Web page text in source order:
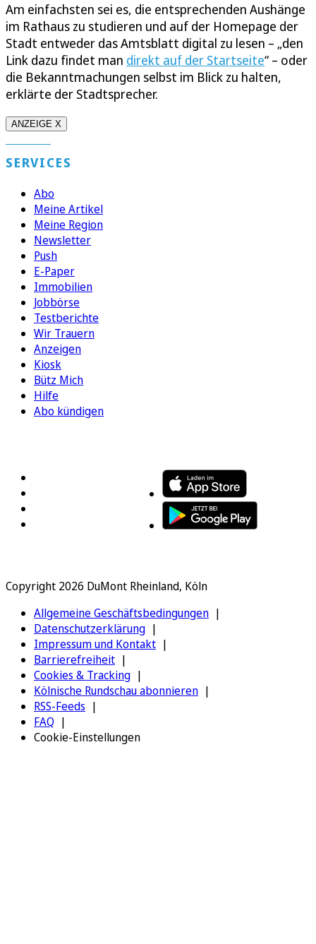
Am einfachsten sei es, die entsprechenden Aushänge
im Rathaus zu studieren und auf der Homepage der
Stadt entweder das Amtsblatt digital zu lesen – „den
Link dazu findet man direkt auf der Startseite“ – oder
die Bekanntmachungen selbst im Blick zu halten,
erklärte der Stadtsprecher.
ANZEIGE X
SERVICES
Abo
Meine Artikel
Meine Region
Newsletter
Push
E-Paper
Immobilien
Jobbörse
Testberichte
Wir Trauern
Anzeigen
Kiosk
Bütz Mich
Hilfe
Abo kündigen
Copyright 2026 DuMont Rheinland, Köln
Allgemeine Geschäftsbedingungen
Datenschutzerklärung
Impressum und Kontakt
Barrierefreiheit
Cookies & Tracking
Kölnische Rundschau abonnieren
RSS-Feeds
FAQ
Cookie-Einstellungen